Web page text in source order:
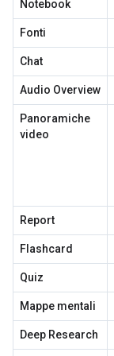
Notebook
Fonti
Chat
Audio Overview
Panoramiche
video
Report
Flashcard
Quiz
Mappe mentali
Deep Research